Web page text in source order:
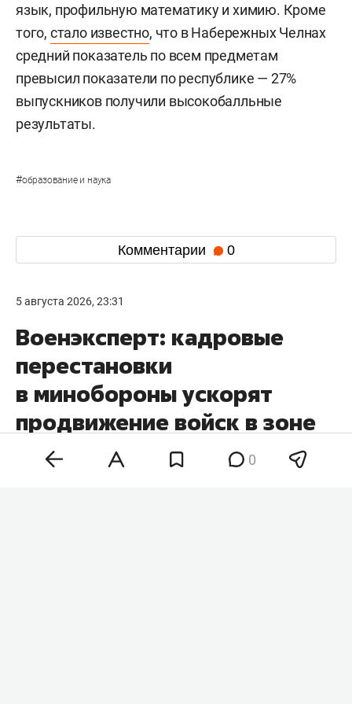
язык, профильную математику и химию. Кроме
того, стало известно, что в Набережных Челнах
средний показатель по всем предметам
превысил показатели по республике — 27%
выпускников получили высокобалльные
результаты.
#образование и наука
Комментарии 0
5 августа 2026, 23:31
Военэксперт: кадровые
перестановки
в минобороны ускорят
продвижение войск в зоне
СВО
0